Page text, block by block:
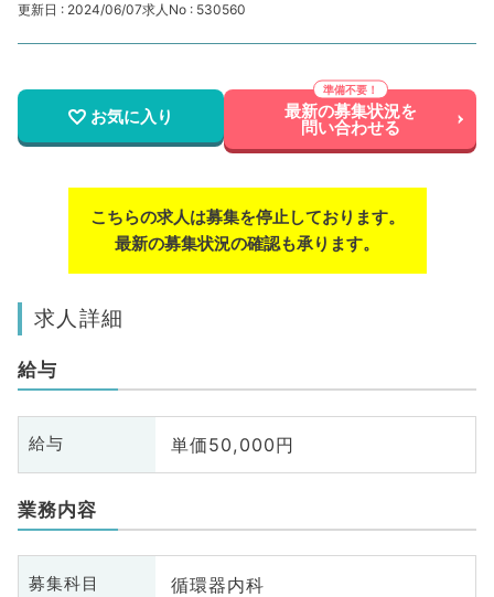
更新日 : 2024/06/07求人No : 530560
お気に入り 最新の募集状況を
問い合わせる
こちらの求人は募集を停止しております。
最新の募集状況の確認も承ります。
求人詳細
給与
給与 単価50,000円
業務内容
募集科目 循環器内科